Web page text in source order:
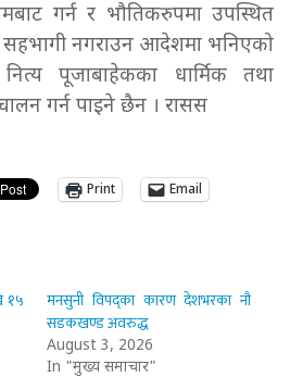
गर्न र भौतिकरुपमा उपस्थित
सहभागी नगराउन आदेशमा भनिएको
पूजाबाहेकका धार्मिक तथा
गर्न पाइने छैन । रासस
Print Email
१५
मनसुनी विपद्का कारण देशभरका नौ
सडकखण्ड अवरुद्ध
August 3, 2026
In "मुख्य समाचार"